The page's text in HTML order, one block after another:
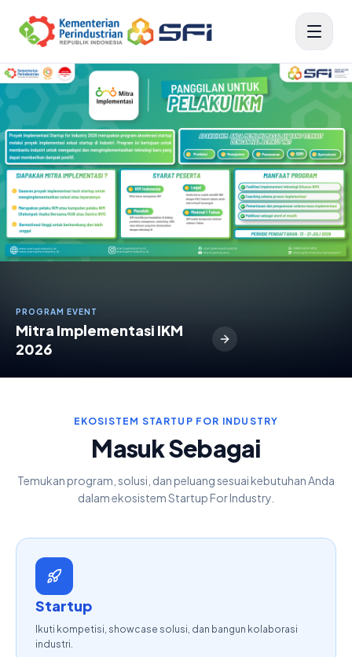
PROGRAM EVENT
Mitra Implementasi IKM
2026
EKOSISTEM STARTUP FOR INDUSTRY
Masuk Sebagai
Temukan program, solusi, dan peluang sesuai kebutuhan Anda
dalam ekosistem Startup For Industry.
Startup
Ikuti kompetisi, showcase solusi, dan bangun kolaborasi
industri.